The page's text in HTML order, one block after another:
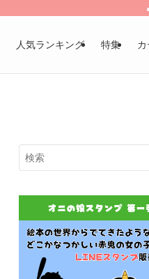
人気ランキング 特集